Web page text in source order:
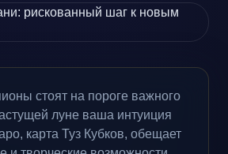
стоят на пороге важного
луне ваша интуиция
карта Туз Кубков, обещает